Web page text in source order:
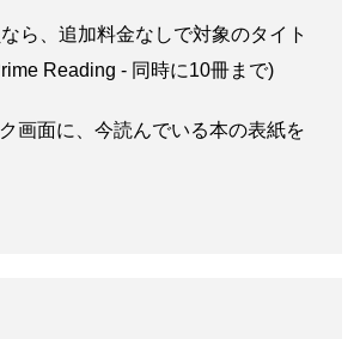
ら、追加料金なしで対象のタイト
Reading - 同時に10冊まで)
画面に、今読んでいる本の表紙を